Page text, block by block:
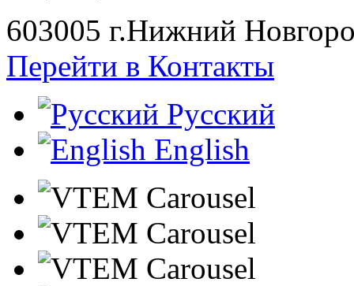
603005 г.Нижний
Перейти в Контакты
Русский
English